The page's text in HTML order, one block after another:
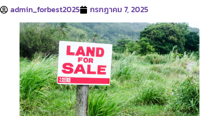
admin_forbest2025 กรกฎาคม 7, 2025